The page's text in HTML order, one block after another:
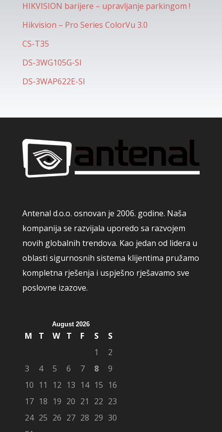
HIKVISION barijere – upravljanje parkingom !
Hikvision – Pro Series ColorVu 3.0
CS-T35
DS-3WG105G-SI
DS-3WAP622E-SI
Antenal d.o.o. osnovan je 2006. godine. Naša
kompanija se razvijala uporedo sa razvojem
novih globalnih trendova. Kao jedan od lidera u
oblasti sigurnosnih sistema klijentima pružamo
kompletna rješenja i uspješno rješavamo sve
poslovne izazove.
August 2026
M T W T F S
S
1
2
3
4 5 6 7 8
9
10 11 12 13 14 15 16
17 18 19 20 21 22 23
24 25 26 27 28 29 30